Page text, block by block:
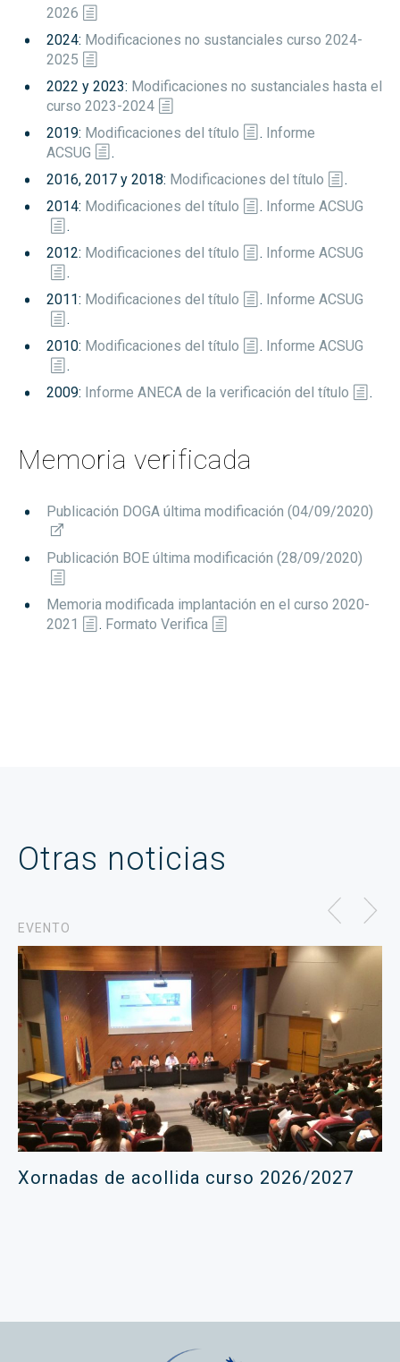
GREI
Suplemento Europeo al Título
2026
2024: Modificaciones no sustanciales curso 2024-
2025
2022 y 2023: Modificaciones no sustanciales hasta el
curso 2023-2024
2019: Modificaciones del título . Informe
ACSUG
.
2016, 2017 y 2018: Modificaciones del título
.
2014: Modificaciones del título . Informe ACSUG
.
2012: Modificaciones del título . Informe ACSUG
.
2011: Modificaciones del título . Informe ACSUG
.
2010: Modificaciones del título . Informe ACSUG
.
2009: Informe ANECA de la verificación del título .
Memoria verificada
Publicación DOGA última modificación (04/09/2020)
Publicación BOE última modificación (28/09/2020)
Memoria modificada implantación en el curso 2020-
2021
. Formato Verifica
Otras noticias
EVENTO
Xornadas de acollida curso 2026/2027